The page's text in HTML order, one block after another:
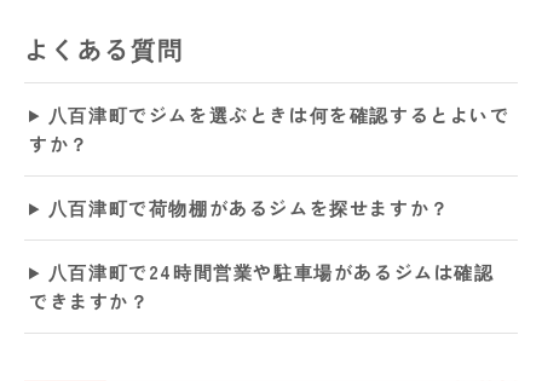
よくある質問
八百津町でジムを選ぶときは何を確認するとよいで
すか？
八百津町で荷物棚があるジムを探せますか？
八百津町で24時間営業や駐車場があるジムは確認
できますか？